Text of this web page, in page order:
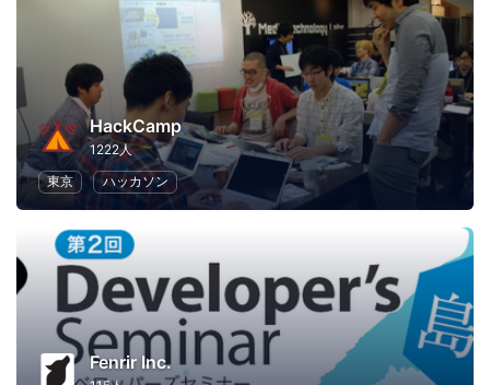
HackCamp
1222人
東京
ハッカソン
Fenrir Inc.